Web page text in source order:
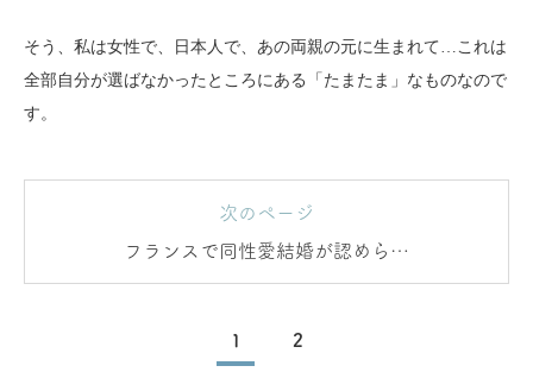
そう、私は女性で、日本人で、あの両親の元に生まれて…これは
全部自分が選ばなかったところにある「たまたま」なものなので
す。
次のページ
フランスで同性愛結婚が認められ
た理由
1 2